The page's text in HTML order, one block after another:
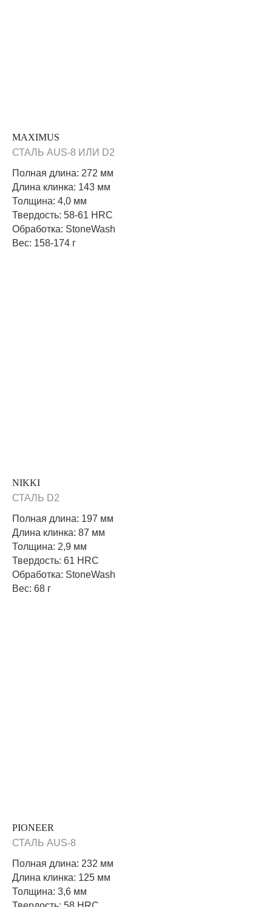
MAXIMUS
СТАЛЬ AUS-8 ИЛИ D2
Полная длина: 272 мм
Длина клинка: 143 мм
Толщина: 4,0 мм
Твердость: 58-61 HRC
Обработка: StoneWash
Вес: 158-174 г
NIKKI
СТАЛЬ D2
Полная длина: 197 мм
Длина клинка: 87 мм
Толщина: 2,9 мм
Твердость: 61 HRC
Обработка: StoneWash
Вес: 68 г
PIONEER
СТАЛЬ AUS-8
Полная длина: 232 мм
Длина клинка: 125 мм
Толщина: 3,6 мм